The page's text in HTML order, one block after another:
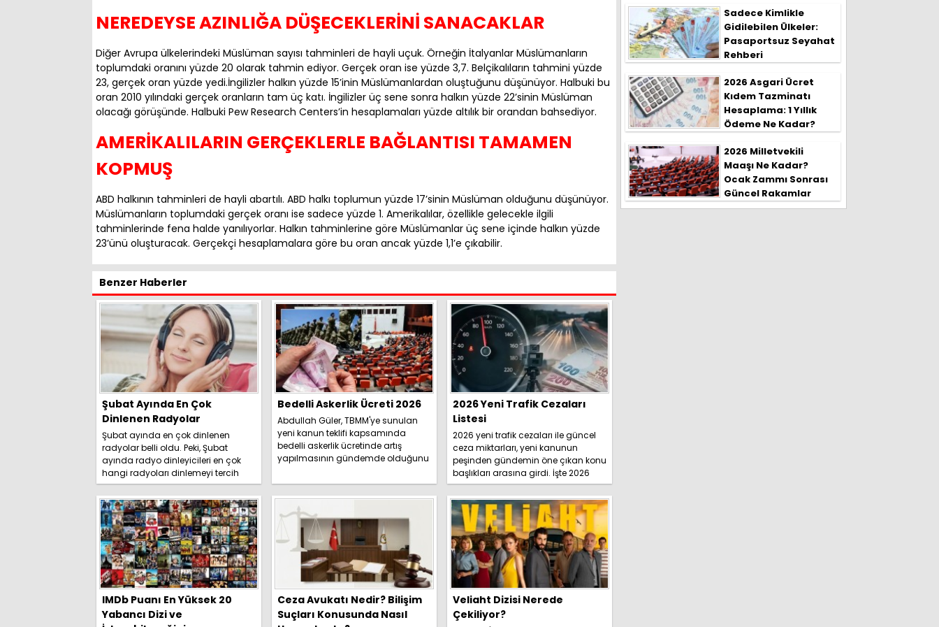
NEREDEYSE AZINLIĞA DÜŞECEKLERİNİ SANACAKLAR
Diğer Avrupa ülkelerindeki Müslüman sayısı tahminleri de hayli uçuk. Örneğin İtalyanlar Müslümanların
toplumdaki oranını yüzde 20 olarak tahmin ediyor. Gerçek oran ise yüzde 3,7. Belçikalıların tahmini yüzde
23, gerçek oran yüzde yedi.İngilizler halkın yüzde 15’inin Müslümanlardan oluştuğunu düşünüyor. Halbuki bu
oran 2010 yılındaki gerçek oranların tam üç katı. İngilizler üç sene sonra halkın yüzde 22’sinin Müslüman
olacağı görüşünde. Halbuki Pew Research Centers’in hesaplamaları yüzde altılık bir orandan bahsediyor.
AMERİKALILARIN GERÇEKLERLE BAĞLANTISI TAMAMEN
KOPMUŞ
ABD halkının tahminleri de hayli abartılı. ABD halkı toplumun yüzde 17’sinin Müslüman olduğunu düşünüyor.
Müslümanların toplumdaki gerçek oranı ise sadece yüzde 1. Amerikalılar, özellikle gelecekle ilgili
tahminlerinde fena halde yanılıyorlar. Halkın tahminlerine göre Müslümanlar üç sene içinde halkın yüzde
23’ünü oluşturacak. Gerçekçi hesaplamalara göre bu oran ancak yüzde 1,1’e çıkabilir.
Benzer Haberler
Şubat Ayında En Çok
Dinlenen Radyolar
Şubat ayında en çok dinlenen
radyolar belli oldu. Peki, Şubat
ayında radyo dinleyicileri en çok
hangi radyoları dinlemeyi tercih
etti? İşte detaylar.....
Bedelli Askerlik Ücreti 2026
Abdullah Güler, TBMM'ye sunulan
yeni kanun teklifi kapsamında
bedelli askerlik ücretinde artış
yapılmasının gündemde olduğunu
2026 Yeni Trafik Cezaları
Listesi
2026 yeni trafik cezaları ile güncel
ceza miktarları, yeni kanunun
peşinden gündemin öne çıkan konu
başlıkları arasına girdi. İşte 2026
yeni trafik ce...
IMDb Puanı En Yüksek 20
Yabancı Dizi ve
Ceza Avukatı Nedir? Bilişim
Suçları Konusunda Nasıl
Veliaht Dizisi Nerede
Çekiliyor?
Sadece Kimlikle
Gidilebilen Ülkeler:
Pasaportsuz Seyahat
Rehberi
2026 Asgari Ücret
Kıdem Tazminatı
Hesaplama: 1 Yıllık
Ödeme Ne Kadar?
2026 Milletvekili
Maaşı Ne Kadar?
Ocak Zammı Sonrası
Güncel Rakamlar